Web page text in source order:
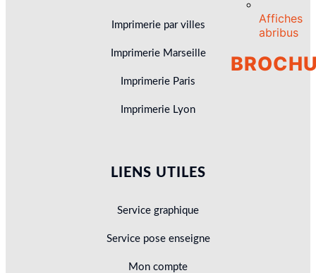
Affiches
abribus
Imprimerie par villes
Imprimerie Marseille
Imprimerie Paris
Imprimerie Lyon
LIENS UTILES
Service graphique
Service pose enseigne
Mon compte